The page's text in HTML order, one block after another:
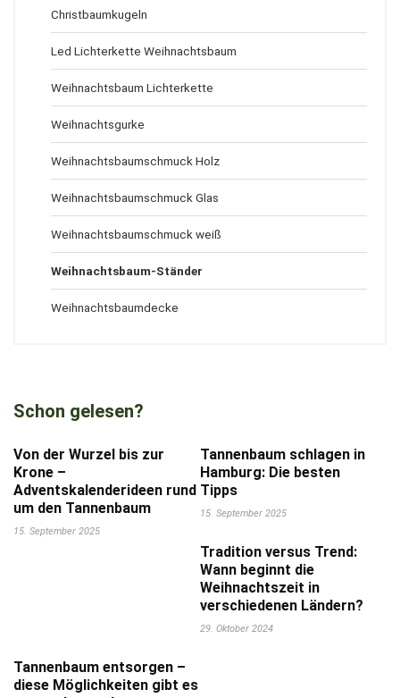
Christbaumkugeln
Led Lichterkette Weihnachtsbaum
Weihnachtsbaum Lichterkette
Weihnachtsgurke
Weihnachtsbaumschmuck Holz
Weihnachtsbaumschmuck Glas
Weihnachtsbaumschmuck weiß
Weihnachtsbaum-Ständer
Weihnachtsbaumdecke
Schon gelesen?
Von der Wurzel bis zur
Krone –
Adventskalenderideen rund
um den Tannenbaum
15. September 2025
Tannenbaum schlagen in
Hamburg: Die besten
Tipps
15. September 2025
Tradition versus Trend:
Wann beginnt die
Weihnachtszeit in
verschiedenen Ländern?
29. Oktober 2024
Tannenbaum entsorgen –
diese Möglichkeiten gibt es